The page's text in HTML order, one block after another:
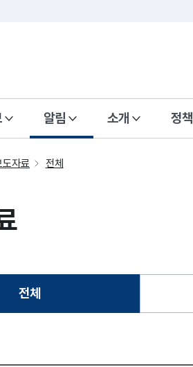
알림 소개 정책
도자료 전체
전체선택됨